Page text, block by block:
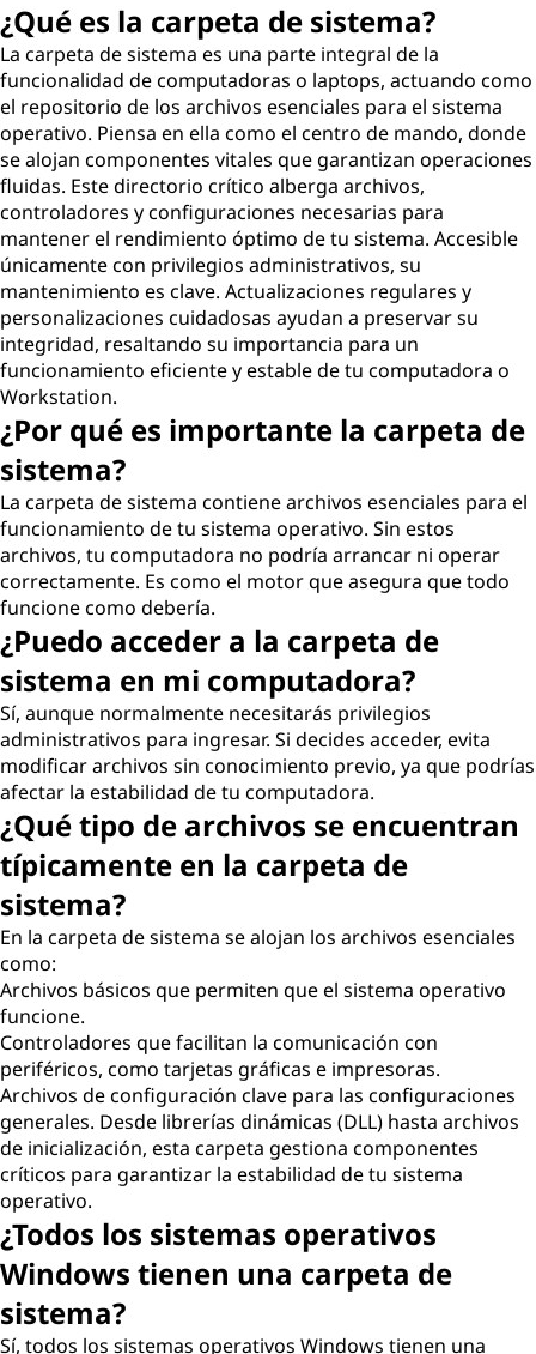
¿Qué es la carpeta de sistema?
La carpeta de sistema es una parte integral de la
funcionalidad de computadoras o laptops, actuando como
el repositorio de los archivos esenciales para el sistema
operativo. Piensa en ella como el centro de mando, donde
se alojan componentes vitales que garantizan operaciones
fluidas. Este directorio crítico alberga archivos,
controladores y configuraciones necesarias para
mantener el rendimiento óptimo de tu sistema. Accesible
únicamente con privilegios administrativos, su
mantenimiento es clave. Actualizaciones regulares y
personalizaciones cuidadosas ayudan a preservar su
integridad, resaltando su importancia para un
funcionamiento eficiente y estable de tu computadora o
Workstation.
¿Por qué es importante la carpeta de
sistema?
La carpeta de sistema contiene archivos esenciales para el
funcionamiento de tu sistema operativo. Sin estos
archivos, tu computadora no podría arrancar ni operar
correctamente. Es como el motor que asegura que todo
funcione como debería.
¿Puedo acceder a la carpeta de
sistema en mi computadora?
Sí, aunque normalmente necesitarás privilegios
administrativos para ingresar. Si decides acceder, evita
modificar archivos sin conocimiento previo, ya que podrías
afectar la estabilidad de tu computadora.
¿Qué tipo de archivos se encuentran
típicamente en la carpeta de
sistema?
En la carpeta de sistema se alojan los archivos esenciales
como:
Archivos básicos que permiten que el sistema operativo
funcione.
Controladores que facilitan la comunicación con
periféricos, como tarjetas gráficas e impresoras.
Archivos de configuración clave para las configuraciones
generales. Desde librerías dinámicas (DLL) hasta archivos
de inicialización, esta carpeta gestiona componentes
críticos para garantizar la estabilidad de tu sistema
operativo.
¿Todos los sistemas operativos
Windows tienen una carpeta de
sistema?
Sí, todos los sistemas operativos Windows tienen una